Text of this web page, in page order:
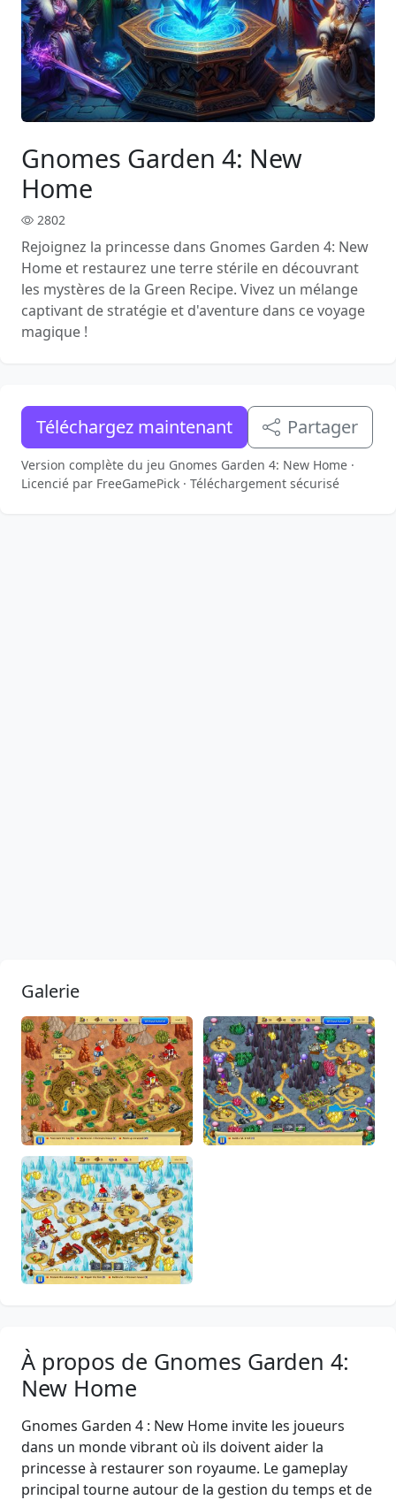
Gnomes Garden 4: New
Home
2802
Rejoignez la princesse dans Gnomes Garden 4: New
Home et restaurez une terre stérile en découvrant
les mystères de la Green Recipe. Vivez un mélange
captivant de stratégie et d'aventure dans ce voyage
magique !
Téléchargez maintenant Partager
Version complète du jeu Gnomes Garden 4: New Home ·
Licencié par FreeGamePick · Téléchargement sécurisé
Galerie
À propos de Gnomes Garden 4:
New Home
Gnomes Garden 4 : New Home invite les joueurs
dans un monde vibrant où ils doivent aider la
princesse à restaurer son royaume. Le gameplay
principal tourne autour de la gestion du temps et de